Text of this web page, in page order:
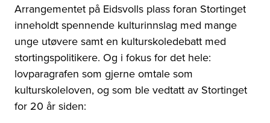
Arrangementet på Eidsvolls plass foran Stortinget
inneholdt spennende kulturinnslag med mange
unge utøvere samt en kulturskoledebatt med
stortingspolitikere. Og i fokus for det hele:
lovparagrafen som gjerne omtale som
kulturskoleloven, og som ble vedtatt av Stortinget
for 20 år siden: